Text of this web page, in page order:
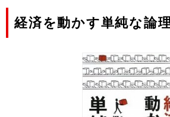
経済を動かす単純な論理